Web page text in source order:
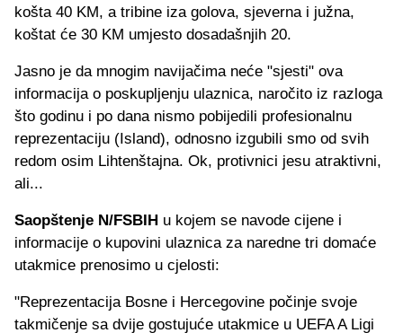
košta 40 KM, a tribine iza golova, sjeverna i južna,
koštat će 30 KM umjesto dosadašnjih 20.
Jasno je da mnogim navijačima neće "sjesti" ova
informacija o poskupljenju ulaznica, naročito iz razloga
što godinu i po dana nismo pobijedili profesionalnu
reprezentaciju (Island), odnosno izgubili smo od svih
redom osim Lihtenštajna. Ok, protivnici jesu atraktivni,
ali...
Saopštenje N/FSBIH u kojem se navode cijene i
informacije o kupovini ulaznica za naredne tri domaće
utakmice prenosimo u cjelosti:
"Reprezentacija Bosne i Hercegovine počinje svoje
takmičenje sa dvije gostujuće utakmice u UEFA A Ligi